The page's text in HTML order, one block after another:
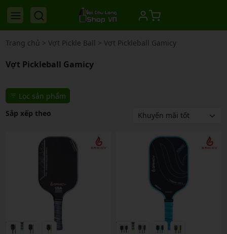
Trang chủ > Vợt Pickle Ball > Vợt Pickleball Gamicy
Vợt Pickleball Gamicy
Lọc sản phẩm
Sắp xếp theo